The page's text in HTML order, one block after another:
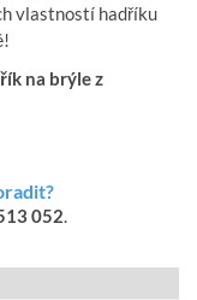
vlastností hadříku
na brýle z
052